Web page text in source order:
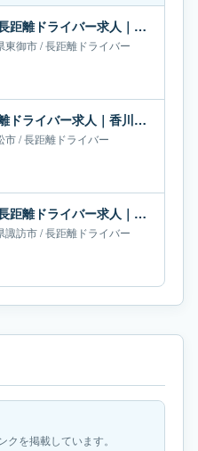
アート梱包運輸株式会社の長距離ドライバー求人｜長野県東御市｜月給69万円
東御市/長距離ドライバー
下笠居運輸株式会社の長距離ドライバー求人｜香川県高松市｜月給50万-55万円
市/長距離ドライバー
東京ピアノ運送株式会社の長距離ドライバー求人｜長野県諏訪市｜月給24万円
諏訪市/長距離ドライバー
を掲載しています。